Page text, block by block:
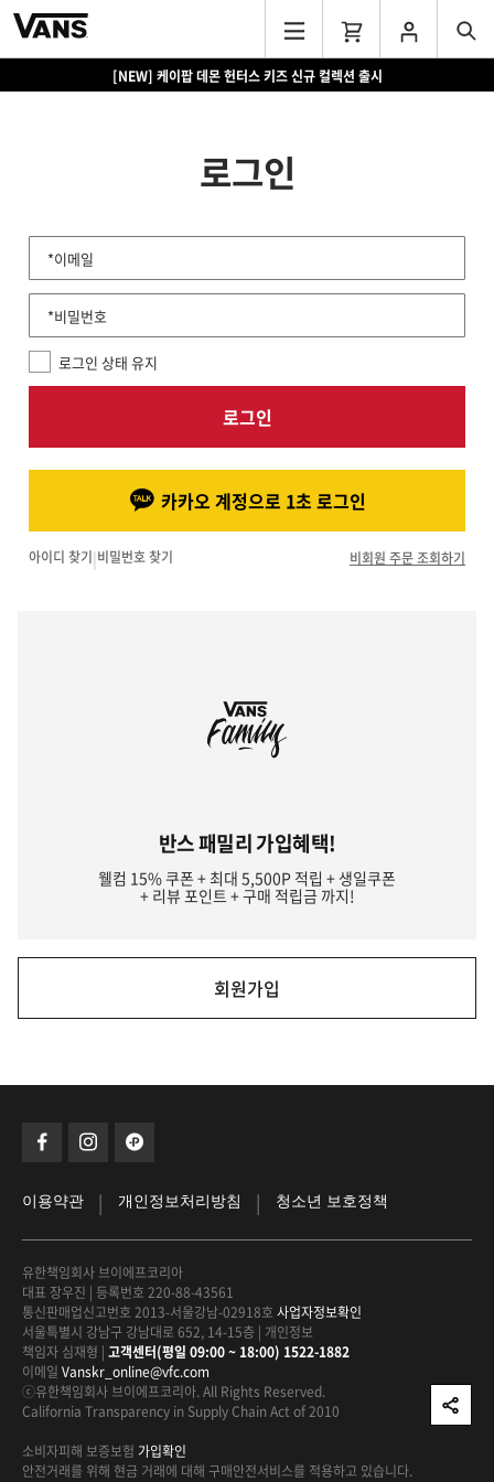
[NEW] 케이팝 데몬 헌터스 키즈 신규 컬렉션 출시
로그인
*이메일
*비밀번호
로그인 상태 유지
로그인
카카오 계정으로 1초 로그인
아이디 찾기|비밀번호 찾기 비회원 주문 조회하기
반스 패밀리 가입혜택!
웰컴 15% 쿠폰 + 최대 5,500P 적립 + 생일쿠폰
+ 리뷰 포인트 + 구매 적립금 까지!
회원가입
이용약관 | 개인정보처리방침 | 청소년 보호정책
유한책임회사 브이에프코리아
대표 장우진 | 등록번호 220-88-43561
통신판매업신고번호 2013-서울강남-02918호 사업자정보확인
서울특별시 강남구 강남대로 652, 14-15층 | 개인정보
책임자 심재형 | 고객센터(평일 09:00 ~ 18:00) 1522-1882
이메일 Vanskr_online@vfc.com
ⓒ유한책임회사 브이에프코리아. All Rights Reserved.
California Transparency in Supply Chain Act of 2010
소비자피해 보증보험 가입확인
안전거래를 위해 현금 거래에 대해 구매안전서비스를 적용하고 있습니다.